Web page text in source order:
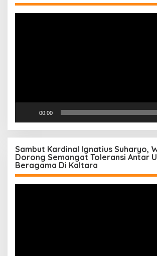
00:00
Sambut Kardinal Ignatius Suharyo,
Dorong Semangat Toleransi Antar
Beragama Di Kaltara